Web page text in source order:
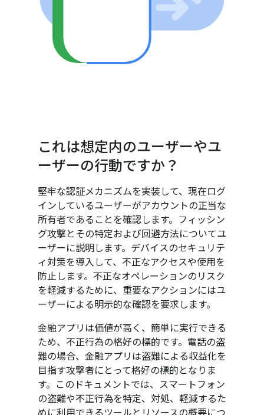
これは想定内のユーザーやユ
ーザーの行動ですか？
堅牢な認証メカニズムを実装して、現在ログ
インしているユーザーがアカウントの正当な
所有者であることを確認します。フィッシン
グ攻撃とその特定および回避方法についてユ
ーザーに説明します。デバイスのセキュリテ
ィ対策を導入して、不正なアクセスや使用を
防止します。不正なオペレーションのリスク
を軽減するために、重要なアクションにはユ
ーザーによる明示的な確認を要求します。
金融アプリは価値が高く、簡単に実行できる
ため、不正行為の格好の標的です。電話の盗
難の場合、金融アプリは盗難による収益化を
目指す攻撃者にとって格好の標的となりま
す。このドキュメントでは、スマートフォン
の盗難や不正行為を特定、対処、軽減するた